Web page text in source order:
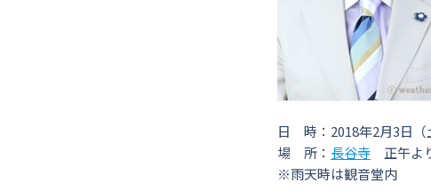
日 時：2018年2月3日
場 所： 長谷寺 正午よ
※雨天時は観音堂内